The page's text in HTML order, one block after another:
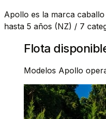
Apollo es la marca
hasta 5 años (NZ) / 7
Flota
Modelos Apollo